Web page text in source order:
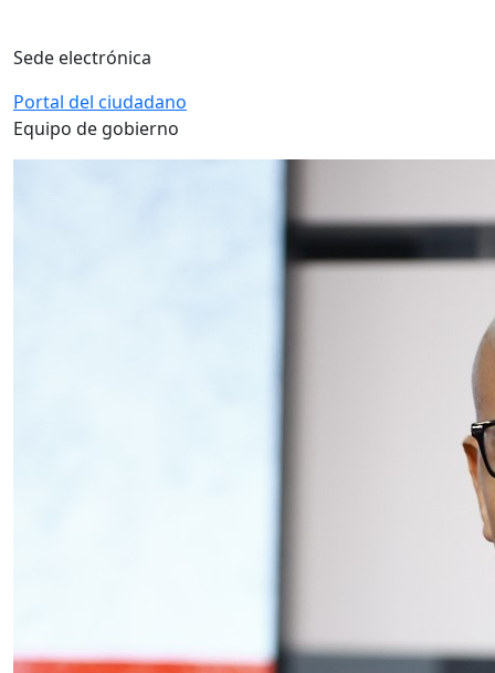
Sede electrónica
Portal del ciudadano
Equipo de gobierno